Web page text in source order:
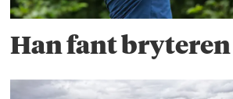
Han fant bryteren